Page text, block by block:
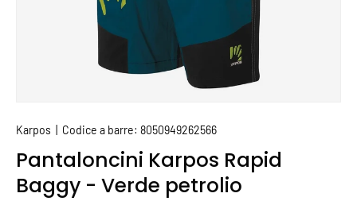
Karpos Codice a barre: 8050949262566
Pantaloncini Karpos Rapid
Baggy - Verde petrolio